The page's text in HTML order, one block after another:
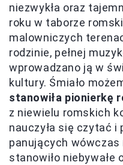
niezwykła oraz
roku w taborze
malowniczych
rodzinie, pełnej
wprowadzano ją w
kultury. Śmiało
stanowiła pionierkę
z niewielu romskich
nauczyła się czytać i
panujących wówczas
stanowiło niebywałe